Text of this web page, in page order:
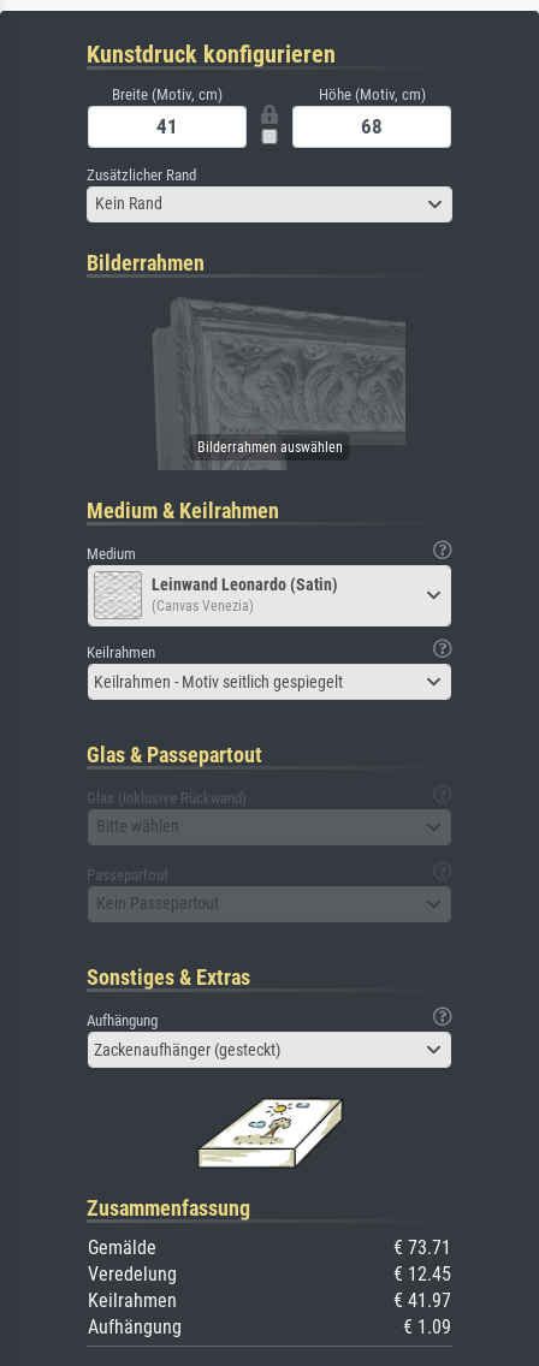
Kunstdruck konfigurieren
Breite (Motiv, cm) Höhe (Motiv, cm)
Zusätzlicher Rand
Kein Rand
Bilderrahmen
Medium & Keilrahmen
Medium
Leinwand Leonardo (Satin)
(Canvas Venezia)
Keilrahmen
Keilrahmen - Motiv seitlich gespiegelt
Glas & Passepartout
Glas (inklusive Rückwand)
Bitte wählen
Passepartout
Kein Passepartout
Sonstiges & Extras
Aufhängung
Zackenaufhänger (gesteckt)
Zusammenfassung
Gemälde
€ 73.71
Veredelung
€ 12.45
Keilrahmen
€ 41.97
Aufhängung
€ 1.09